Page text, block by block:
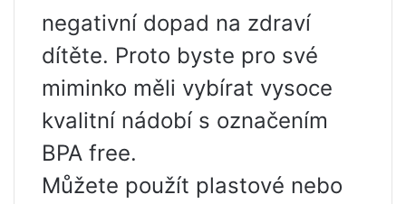
negativní dopad na zdraví
dítěte. Proto byste pro své
miminko měli vybírat vysoce
kvalitní nádobí s označením
BPA free.
Můžete použít plastové nebo